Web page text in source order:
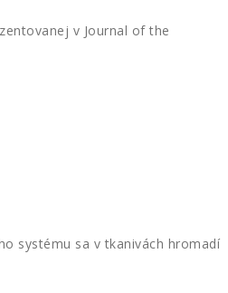
v Journal of the
systému sa v tkanivách hromadí